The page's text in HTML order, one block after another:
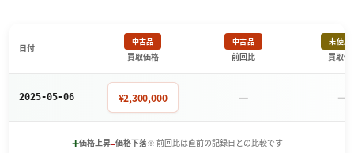
日付
中古品
買取価格
中古品
前回比
未使用
買取価
2025-05-06 ¥2,300,000 － －
+価格上昇-価格下落※ 前回比は直前の記録日との比較です